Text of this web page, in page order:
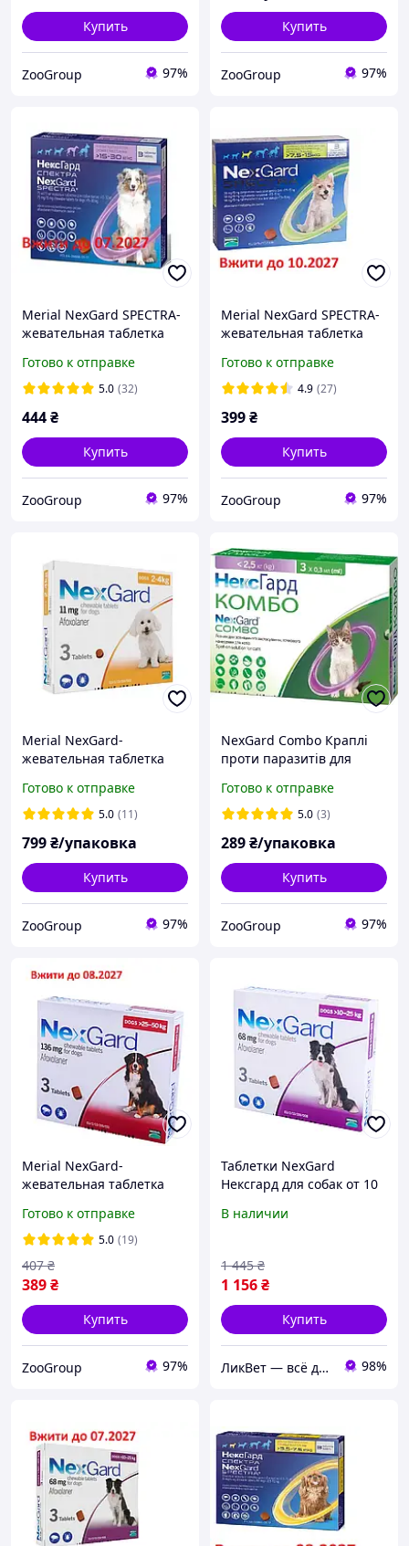
Купить
ZooGroup 97%
Купить
ZooGroup 97%
Merial NexGard SPECTRA-
жевательная таблетка
таблетка
Готово к отправке
5.0 (32)
444₴
Купить
ZooGroup 97%
Merial NexGard SPECTRA-
жевательная таблетка
таблетка
Готово к отправке
4.9 (27)
399₴
Купить
ZooGroup 97%
Merial NexGard-
жевательная таблетка
кг) 3 таблетки
Готово к отправке
5.0 (11)
799₴/упаковка
Купить
ZooGroup 97%
NexGard Combo Краплі
проти паразитів для
піпетка)
Готово к отправке
5.0 (3)
289₴/упаковка
Купить
ZooGroup 97%
Merial NexGard-
жевательная таблетка
50 кг) 1 таблетка
Готово к отправке
5.0 (19)
389₴
407 ₴
Купить
ZooGroup 97%
Таблетки NexGard
Нексгард для собак от 10
3 шт.
В наличии
1 156₴
1 445 ₴
Купить
ЛикВет — всё для здоровья вашего питомца 98%